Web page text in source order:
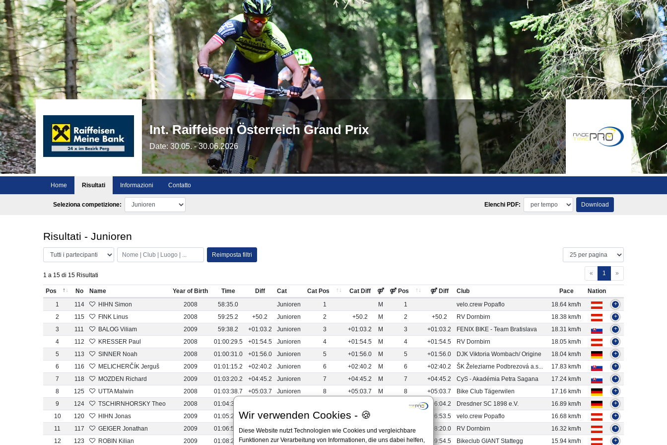
Wir verwenden Cookies - 🍪
Diese Website nutzt Technologien wie Cookies und vergleichbare
Funktionen zur Verarbeitung von Informationen, die uns dabei helfen,
Int. Raiffeisen Österreich Grand Prix
Date: 30.05. - 30.06.2026
Home Risultati Informazioni Contatto
Seleziona competizione: Elenchi PDF: Download
Risultati - Junioren
Reimposta filtri
1 a 15 di 15 Risultati « 1 »
Pos No Name Year of Birth Time Diff Cat Cat Pos Cat Diff ⚤ ⚤ Pos ⚤ Diff Club Pace
Nation
1
114 HIHN Simon 2008 58:35.0 Junioren 1 M 1 velo.crew Popaflo 18.64 km/h
+
2
115 FINK Linus 2008 59:25.2 +50.2 Junioren 2 +50.2 M 2 +50.2 RV Dornbirn 18.38 km/h
+
3
111 BALOG Viliam 2009 59:38.2 +01:03.2 Junioren 3 +01:03.2 M 3 +01:03.2 FENIX BIKE - Team Bratislava 18.31 km/h
+
4
112 KRESSER Paul 2008 01:00:29.5 +01:54.5 Junioren 4 +01:54.5 M 4 +01:54.5 RV Dornbirn 18.05 km/h
+
5
113 SINNER Noah 2008 01:00:31.0 +01:56.0 Junioren 5 +01:56.0 M 5 +01:56.0 DJK Viktoria Wombach/ Origine 18.04 km/h
+
6
116 MELICHERČÍK Jerguš 2009 01:01:15.2 +02:40.2 Junioren 6 +02:40.2 M 6 +02:40.2 ŠK Železiarne Podbrezová a.s... 17.83 km/h
+
7
118 MOZDEN Richard 2009 01:03:20.2 +04:45.2 Junioren 7 +04:45.2 M 7 +04:45.2 CyS - Akadémia Petra Sagana 17.24 km/h
+
8
125 UTTA Malwin 2008 01:03:38.7 +05:03.7 Junioren 8 +05:03.7 M 8 +05:03.7 Bike Club Tägerwilen 17.16 km/h
+
9
124 TSCHIRNHORSKY Theo 2008 01:04:39.2 +06:04.2 Dresdner SC 1898 e.V. 16.89 km/h
+
10
120 HIHN Jonas 2009 01:05:28.5 +06:53.5 Junioren 10 +06:53.5 +06:53.5 velo.crew Popaflo 16.68 km/h
+
11
117 GEIGER Jonathan 2009 01:06:55.0 +08:20.0 Junioren 11 +08:20.0 M 11 +08:20.0 RV Dornbirn 16.32 km/h
+
12
123 ROBIN Kilian 2009 01:08:29.5 +09:54.5 Junioren 12 +09:54.5 M 12 +09:54.5 Bikeclub GIANT Stattegg 15.94 km/h +